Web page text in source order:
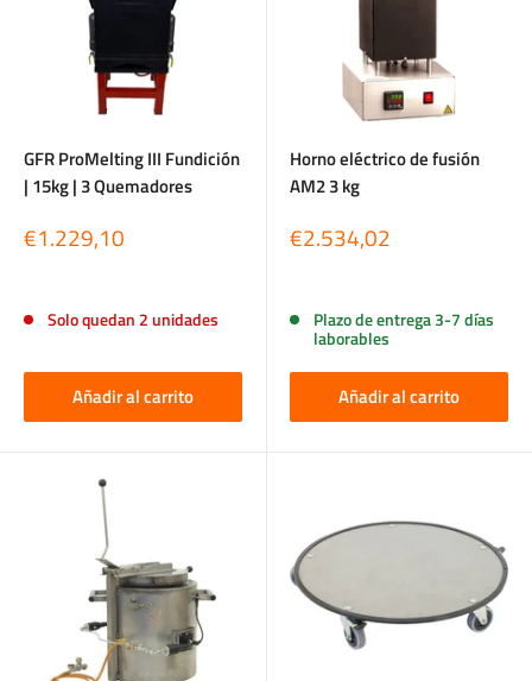
GFR ProMelting III Fundición
| 15kg | 3 Quemadores
Precio
de
€1.229,10
Solo quedan 2 unidades
Añadir al carrito
Horno eléctrico de fusión
AM2 3 kg
Precio
de
€2.534,02
Plazo de entrega 3-7 días
laborables
Añadir al carrito